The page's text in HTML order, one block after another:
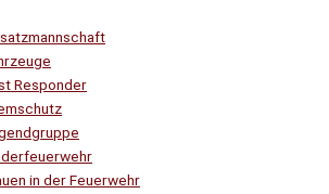
Responder
in der Feuerwehr